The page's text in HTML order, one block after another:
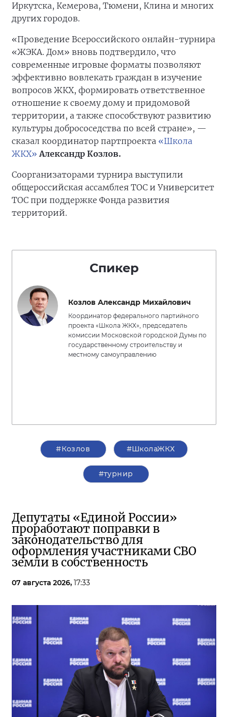
Иркутска, Кемерова, Тюмени, Клина и многих
других городов.
«Проведение Всероссийского онлайн-турнира
«ЖЭКА. Дом» вновь подтвердило, что
современные игровые форматы позволяют
эффективно вовлекать граждан в изучение
вопросов ЖКХ, формировать ответственное
отношение к своему дому и придомовой
территории, а также способствуют развитию
культуры добрососедства по всей стране», —
сказал координатор партпроекта «Школа
ЖКХ» Александр Козлов.
Соорганизаторами турнира выступили
общероссийская ассамблея ТОС и Университет
ТОС при поддержке Фонда развития
территорий.
Спикер
Козлов Александр Михайлович
Координатор федерального партийного
проекта «Школа ЖКХ», председатель
комиссии Московской городской Думы по
государственному строительству и
местному самоуправлению
#Козлов #ШколаЖКХ
#турнир
Депутаты «Единой России»
проработают поправки в
законодательство для
оформления участниками СВО
земли в собственность
07 августа 2026, 17:33